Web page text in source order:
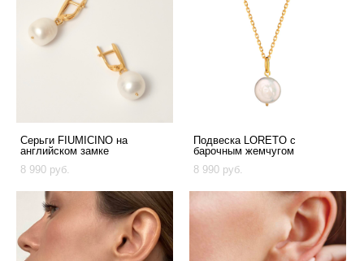
Серьги FIUMICINO на
английском замке
8 990 pуб.
Подвеска LORETO с
барочным жемчугом
8 990 pуб.